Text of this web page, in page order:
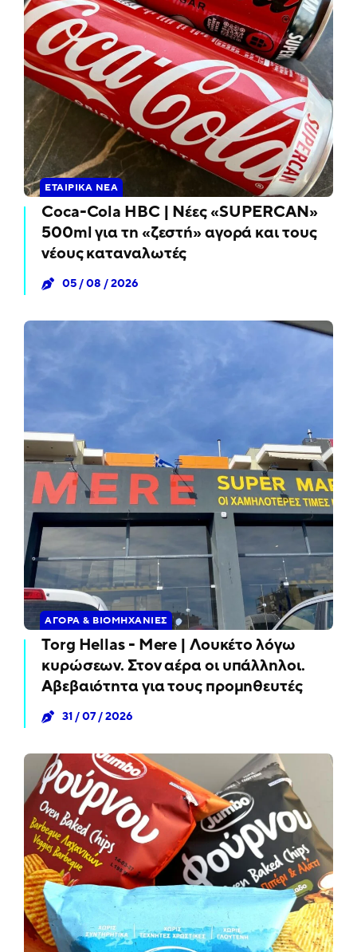
ΕΤΑΙΡΙΚΆ ΝΈΑ
Coca-Cola HBC | Νέες «SUPERCAN»
500ml για τη «ζεστή» αγορά και τους
νέους καταναλωτές
05 / 08 / 2026
ΑΓΟΡΆ & ΒΙΟΜΗΧΑΝΊΕΣ
Torg Hellas - Mere | Λουκέτο λόγω
κυρώσεων. Στον αέρα οι υπάλληλοι.
Αβεβαιότητα για τους προμηθευτές
31 / 07 / 2026